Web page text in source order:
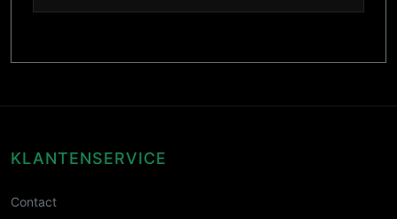
KLANTENSERVICE
Contact